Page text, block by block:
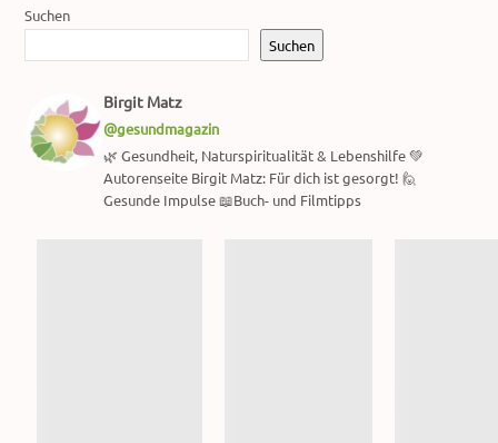
Suchen
Suchen
Birgit Matz
@gesundmagazin
🌿 Gesundheit, Naturspiritualität & Lebenshilfe 💚
Autorenseite Birgit Matz: Für dich ist gesorgt! 🙋
Gesunde Impulse 📖Buch- und Filmtipps